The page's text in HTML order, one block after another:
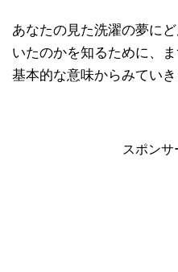
あなたの見た洗濯の夢に
いたのかを知るために、
基本的な意味からみていき
スポンサ